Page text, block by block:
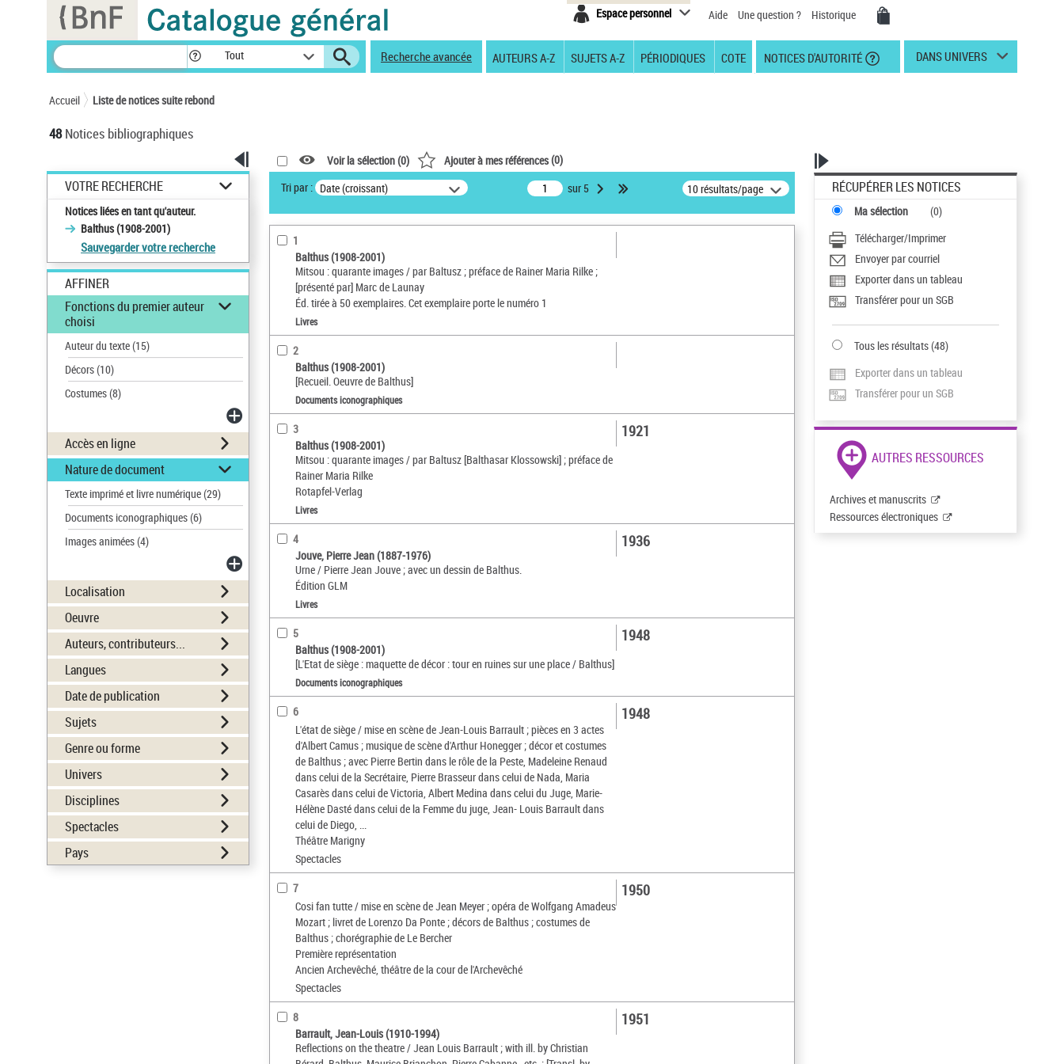
Espace personnel Aide Une question ? Historique
Tout Recherche avancée AUTEURS A-Z SUJETS A-Z PÉRIODIQUES COTE NOTICES D'AUTORITÉ DANS UNIVERS
Accueil Liste de notices suite rebond
48Notices bibliographiques
VOTRE RECHERCHE
Notices liées en tant qu'auteur.
Balthus (1908-2001)
Sauvegarder votre recherche
AFFINER
Fonctions du premier auteur
choisi
Auteur du texte(15)
Décors(10)
Costumes(8)
Accès en ligne
Nature de document
Texte imprimé et livre numérique(29)
Documents iconographiques(6)
Images animées(4)
Localisation
Oeuvre
Auteurs, contributeurs...
Langues
Date de publication
Sujets
Genre ou forme
Univers
Disciplines
Spectacles
Pays
Voir la sélection (0) Ajouter à mes références(0)
Tri par : Date (croissant) sur 5 10 résultats/page
1
Balthus (1908-2001)
Mitsou : quarante images / par Baltusz ; préface de Rainer Maria Rilke ;
[présenté par] Marc de Launay
Éd. tirée à 50 exemplaires. Cet exemplaire porte le numéro 1
Livres
2
Balthus (1908-2001)
[Recueil. Oeuvre de Balthus]
Documents iconographiques
3
Balthus (1908-2001)
Mitsou : quarante images / par Baltusz [Balthasar Klossowski] ; préface de
Rainer Maria Rilke
Rotapfel-Verlag
1921
Livres
4
Jouve, Pierre Jean (1887-1976)
Urne / Pierre Jean Jouve ; avec un dessin de Balthus.
Édition GLM
1936
Livres
5
Balthus (1908-2001)
[L'Etat de siège : maquette de décor : tour en ruines sur une place / Balthus]
1948
Documents iconographiques
6
L'état de siège / mise en scène de Jean-Louis Barrault ; pièces en 3 actes
d'Albert Camus ; musique de scène d'Arthur Honegger ; décor et costumes
de Balthus ; avec Pierre Bertin dans le rôle de la Peste, Madeleine Renaud
dans celui de la Secrétaire, Pierre Brasseur dans celui de Nada, Maria
Casarès dans celui de Victoria, Albert Medina dans celui du Juge, Marie-
Hélène Dasté dans celui de la Femme du juge, Jean- Louis Barrault dans
celui de Diego, ...
Théâtre Marigny
1948
Spectacles
7
Cosi fan tutte / mise en scène de Jean Meyer ; opéra de Wolfgang Amadeus
Mozart ; livret de Lorenzo Da Ponte ; décors de Balthus ; costumes de
Balthus ; chorégraphie de Le Bercher
Première représentation
Ancien Archevêché, théâtre de la cour de l'Archevêché
1950
Spectacles
8
Barrault, Jean-Louis (1910-1994)
Reflections on the theatre / Jean Louis Barrault ; with ill. by Christian
1951
RÉCUPÉRER LES NOTICES
Ma sélection (0)
Télécharger/Imprimer
Envoyer par courriel
Exporter dans un tableau
Transférer pour un SGB
Tous les résultats(48)
Exporter dans un tableau
Transférer pour un SGB
AUTRES RESSOURCES
Archives et manuscrits
Ressources électroniques
Panneau de gestion des cookies